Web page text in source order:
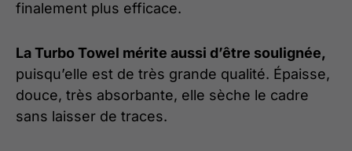
finalement plus efficace.
La Turbo Towel mérite aussi d’être soulignée,
puisqu’elle est de très grande qualité. Épaisse,
douce, très absorbante, elle sèche le cadre
sans laisser de traces.